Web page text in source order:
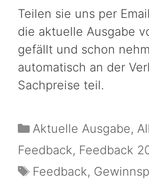
Teilen sie uns per
die aktuelle Ausgabe
gefällt und schon
automatisch an der
Sachpreise teil.
Aktuelle Ausgabe,
Feedback, Feedback
Feedback,